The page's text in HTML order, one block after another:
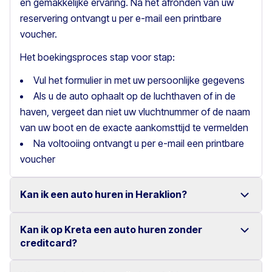
en gemakkelijke ervaring. Na het afronden van uw
reservering ontvangt u per e-mail een printbare
voucher.
Het boekingsproces stap voor stap:
Vul het formulier in met uw persoonlijke gegevens
Als u de auto ophaalt op de luchthaven of in de
haven, vergeet dan niet uw vluchtnummer of de naam
van uw boot en de exacte aankomsttijd te vermelden
Na voltooiing ontvangt u per e-mail een printbare
voucher
Kan ik een auto huren in Heraklion?
Ja, wij bieden autoverhuur in Heraklion met een ruime
Kan ik op Kreta een auto huren zonder
creditcard?